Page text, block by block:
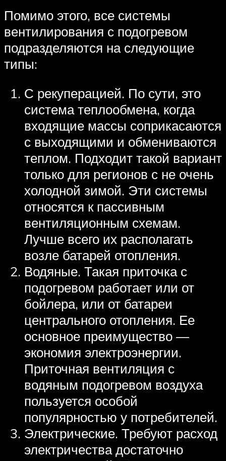
Помимо этого, все системы
вентилирования с подогревом
подразделяются на следующие
типы:
С рекуперацией. По сути, это
система теплообмена, когда
входящие массы соприкасаются
с выходящими и обмениваются
теплом. Подходит такой вариант
только для регионов с не очень
холодной зимой. Эти системы
относятся к пассивным
вентиляционным схемам.
Лучше всего их располагать
возле батарей отопления.
Водяные. Такая приточка с
подогревом работает или от
бойлера, или от батареи
центрального отопления. Ее
основное преимущество —
экономия электроэнергии.
Приточная вентиляция с
водяным подогревом воздуха
пользуется особой
популярностью у потребителей.
Электрические. Требуют расход
электричества достаточно